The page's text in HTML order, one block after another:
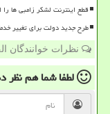
قطع اینترنت لشکر زامبی ها را
طرح جدید دولت برای تغییر
نظرات خوانندگان
لطفا شما همنظر